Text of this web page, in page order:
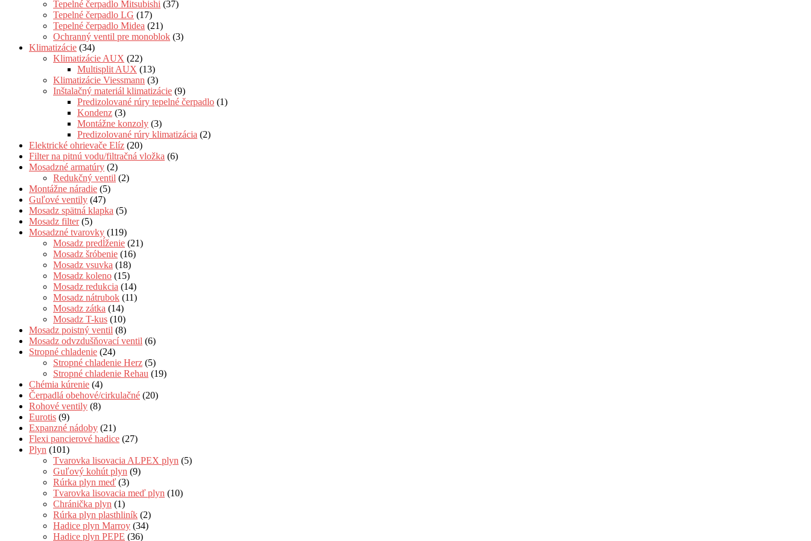
Tepelné čerpadlo Mitsubishi (37)
Tepelné čerpadlo LG (17)
Tepelné čerpadlo Midea (21)
Ochranný ventil pre monoblok (3)
Klimatizácie (34)
Klimatizácie AUX (22)
Multisplit AUX (13)
Klimatizácie Viessmann (3)
Inštalačný materiál klimatizácie (9)
Predizolované rúry tepelné čerpadlo (1)
Kondenz (3)
Montážne konzoly (3)
Predizolované rúry klimatizácia (2)
Elektrické ohrievače Elíz (20)
Filter na pitnú vodu/filtračná vložka (6)
Mosadzné armatúry (2)
Redukčný ventil (2)
Montážne náradie (5)
Guľové ventily (47)
Mosadz spätná klapka (5)
Mosadz filter (5)
Mosadzné tvarovky (119)
Mosadz predĺženie (21)
Mosadz šróbenie (16)
Mosadz vsuvka (18)
Mosadz koleno (15)
Mosadz redukcia (14)
Mosadz nátrubok (11)
Mosadz zátka (14)
Mosadz T-kus (10)
Mosadz poistný ventil (8)
Mosadz odvzdušňovací ventil (6)
Stropné chladenie (24)
Stropné chladenie Herz (5)
Stropné chladenie Rehau (19)
Chémia kúrenie (4)
Čerpadlá obehové/cirkulačné (20)
Rohové ventily (8)
Eurotis (9)
Expanzné nádoby (21)
Flexi pancierové hadice (27)
Plyn (101)
Tvarovka lisovacia ALPEX plyn (5)
Guľový kohút plyn (9)
Rúrka plyn meď (3)
Tvarovka lisovacia meď plyn (10)
Chránička plyn (1)
Rúrka plyn plasthliník (2)
Hadice plyn Marroy (34)
Hadice plyn PEPE (36)